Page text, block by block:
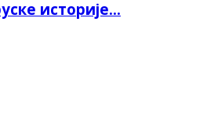
историје...